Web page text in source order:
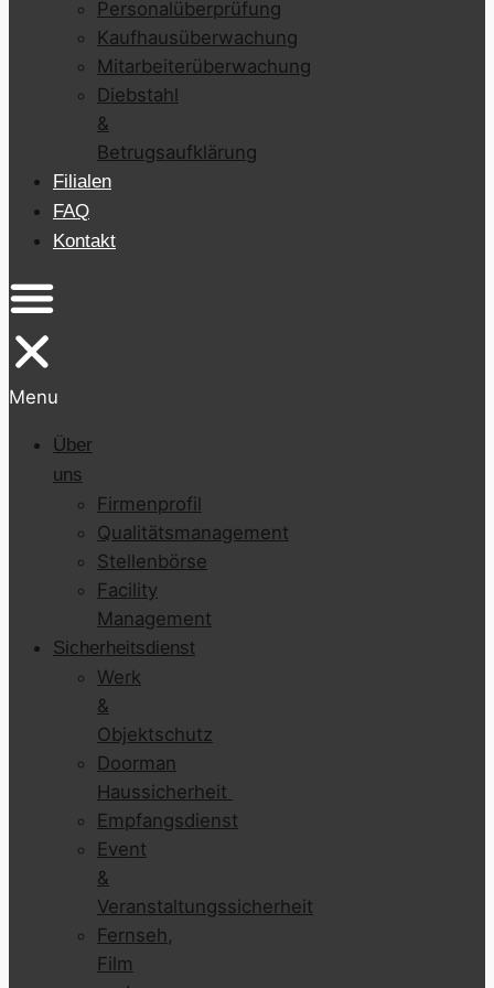
Personalüberprüfung
Kaufhausüberwachung
Mitarbeiterüberwachung
Diebstahl
&
Betrugsaufklärung
Filialen
FAQ
Kontakt
Menu
Über
uns
Firmenprofil
Qualitätsmanagement
Stellenbörse
Facility
Management
Sicherheitsdienst
Werk
&
Objektschutz
Doorman
Haussicherheit
Empfangsdienst
Event
&
Veranstaltungssicherheit
Fernseh,
Film